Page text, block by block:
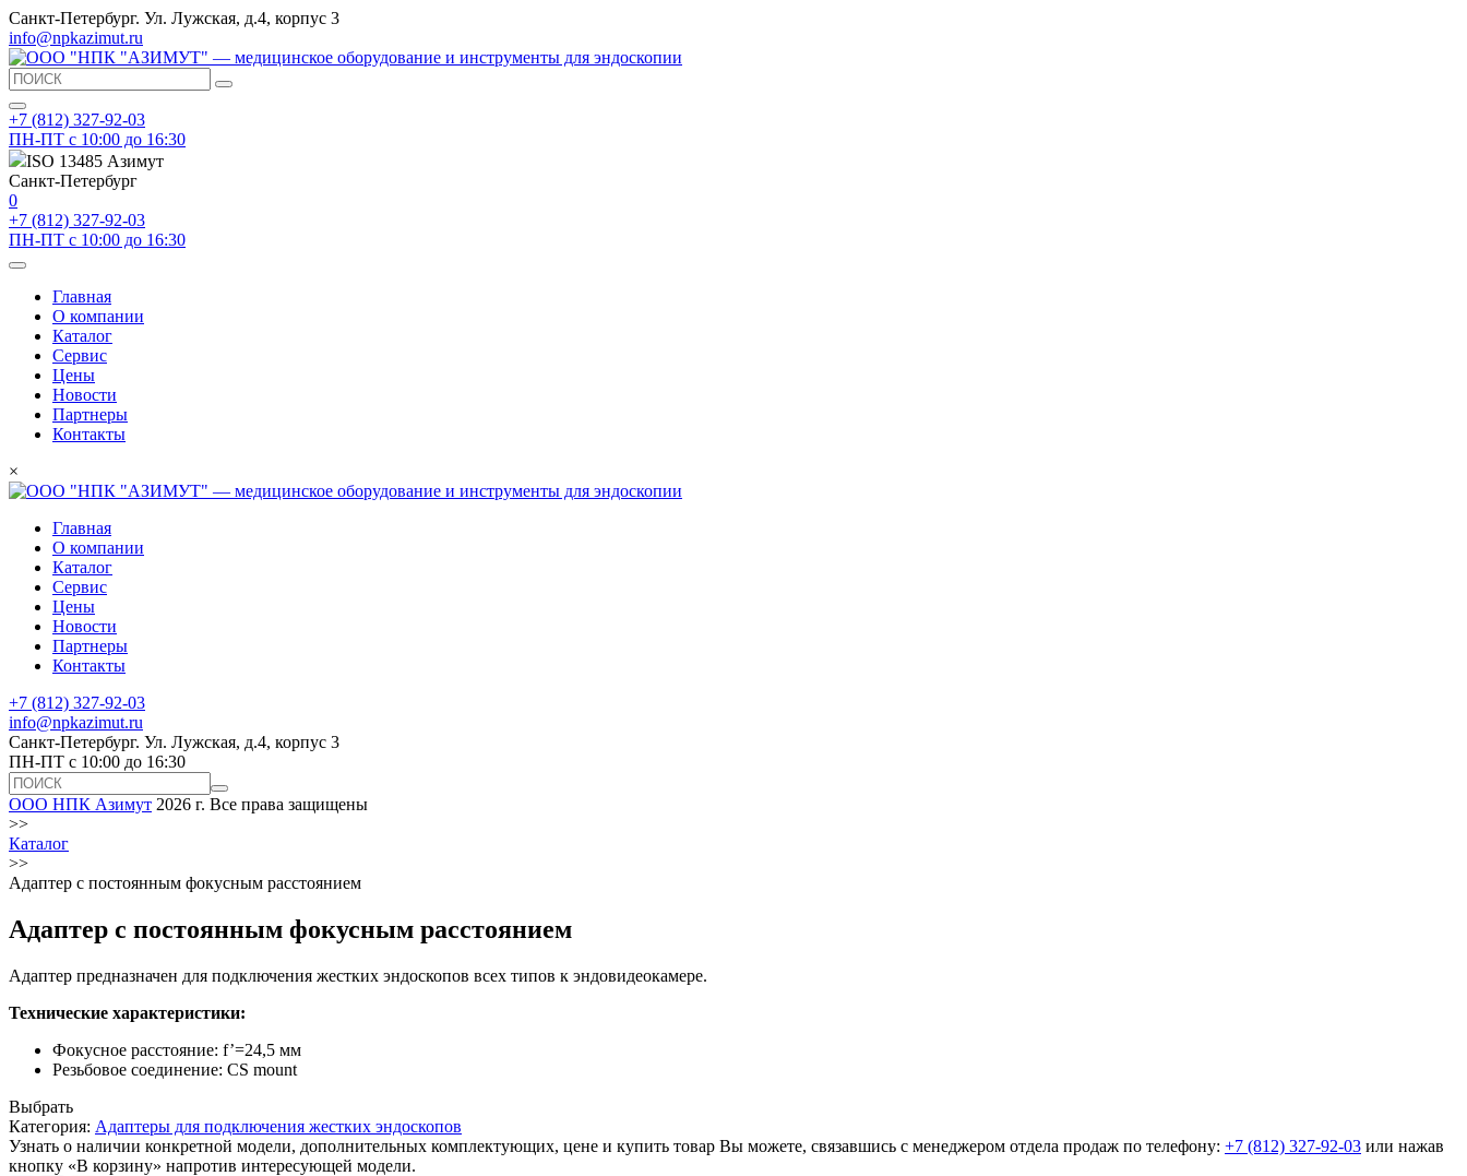
Санкт-Петербург. Ул. Лужская, д.4, корпус 3
info@npkazimut.ru
+7 (812) 327-92-03
ПН-ПТ с 10:00 до 16:30
ISO 13485 Азимут
Санкт-Петербург
0
+7 (812) 327-92-03
ПН-ПТ с 10:00 до 16:30
Главная
О компании
Каталог
Сервис
Цены
Новости
Партнеры
Контакты
×
Главная
О компании
Каталог
Сервис
Цены
Новости
Партнеры
Контакты
+7 (812) 327-92-03
info@npkazimut.ru
Санкт-Петербург. Ул. Лужская, д.4, корпус 3
ПН-ПТ с 10:00 до 16:30
ООО НПК Азимут 2026 г. Все права защищены
>>
Каталог
>>
Адаптер с постоянным фокусным расстоянием
Адаптер с постоянным фокусным расстоянием
Адаптер предназначен для подключения жестких эндоскопов всех типов к эндовидеокамере.
Технические характеристики:
Фокусное расстояние: f’=24,5 мм
Резьбовое соединение: CS mount
Выбрать
Категория: Адаптеры для подключения жестких эндоскопов
Узнать о наличии конкретной модели, дополнительных комплектующих, цене и купить товар Вы можете, связавшись с менеджером отдела продаж по телефону: +7 (812) 327-92-03 или нажав
кнопку «В корзину» напротив интересующей модели.